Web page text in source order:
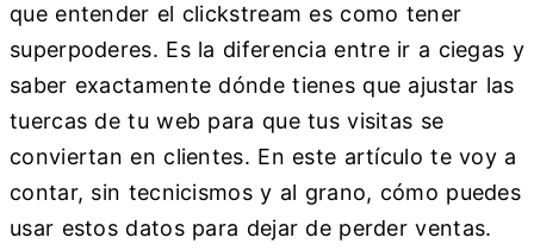
que entender el clickstream es como tener
superpoderes. Es la diferencia entre ir a ciegas y
saber exactamente dónde tienes que ajustar las
tuercas de tu web para que tus visitas se
conviertan en clientes. En este artículo te voy a
contar, sin tecnicismos y al grano, cómo puedes
usar estos datos para dejar de perder ventas.